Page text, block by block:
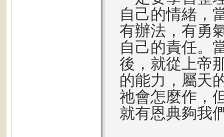
自己的情緒，
有辦法，有勇
自己的責任。
後，就從上帝
的能力，屬天
祂會怎麼作，
就有恩典夠我